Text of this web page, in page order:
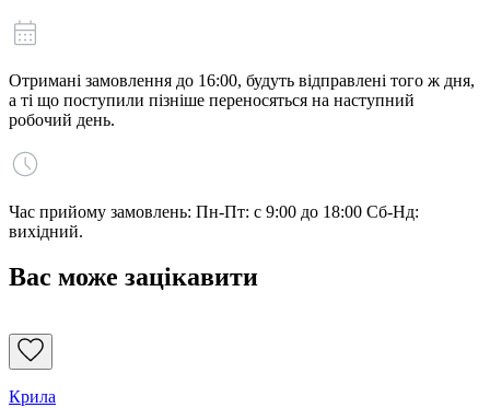
Отримані замовлення до 16:00, будуть відправлені того ж дня,
а ті що поступили пізніше переносяться на наступний
робочий день.
Час прийому замовлень: Пн-Пт: с 9:00 до 18:00 Сб-Нд:
вихідний.
Вас може зацікавити
Крила